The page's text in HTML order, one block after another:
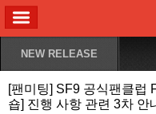
NEW RELEASE
[팬미팅] SF9 공식팬클럽
숍] 진행 사항 관련 3차 안